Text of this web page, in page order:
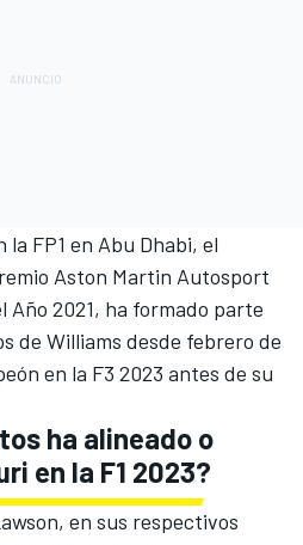
la FP1 en Abu Dhabi, el
Aston Martin Autosport
Año 2021, ha formado parte
de Williams desde febrero de
en la F3 2023 antes de su
ha alineado o
en la F1 2023?
, en sus respectivos